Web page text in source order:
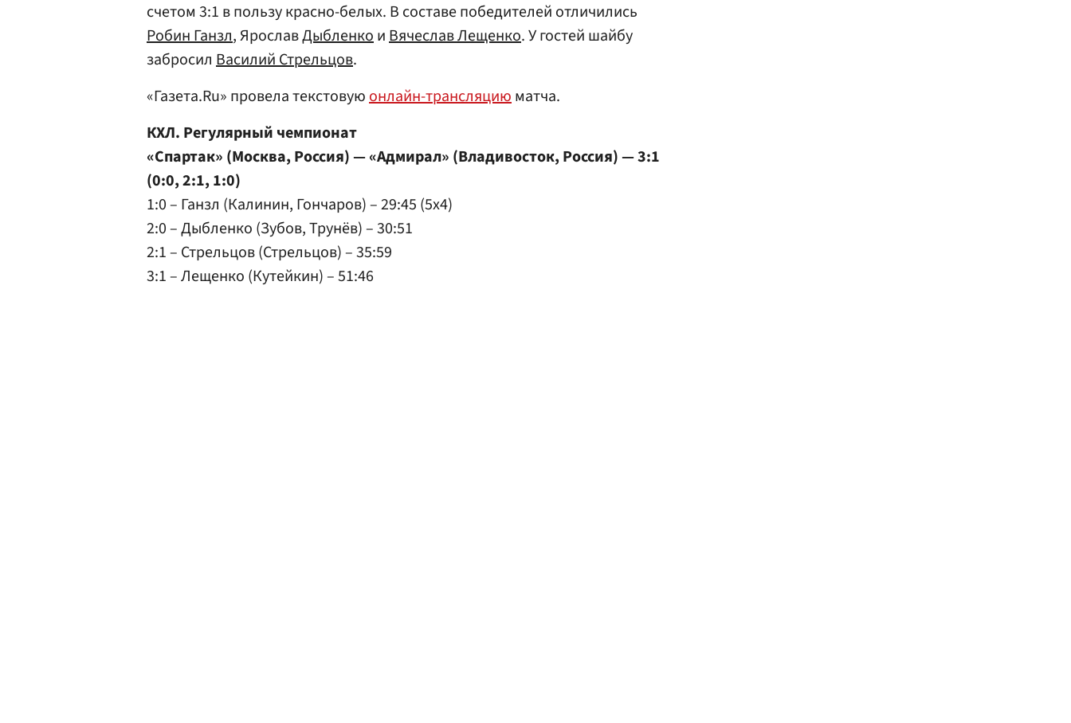
счетом 3:1 в пользу красно-белых. В составе победителей отличились
Робин Ганзл, ЯрославДыбленкоиВячеслав Лещенко. У гостей шайбу
забросил Василий Стрельцов.
«Газета.Ru» провела текстовуюонлайн-трансляциюматча.
КХЛ. Регулярный чемпионат
«Спартак» (Москва, Россия) — «Адмирал» (Владивосток, Россия) — 3:1
(0:0, 2:1, 1:0)
1:0 – Ганзл (Калинин, Гончаров) – 29:45 (5x4)
2:0 – Дыбленко (Зубов, Трунёв) – 30:51
2:1 – Стрельцов (Стрельцов) – 35:59
3:1 – Лещенко (Кутейкин) – 51:46